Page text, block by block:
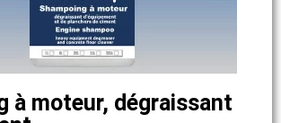
à moteur, dégraissant